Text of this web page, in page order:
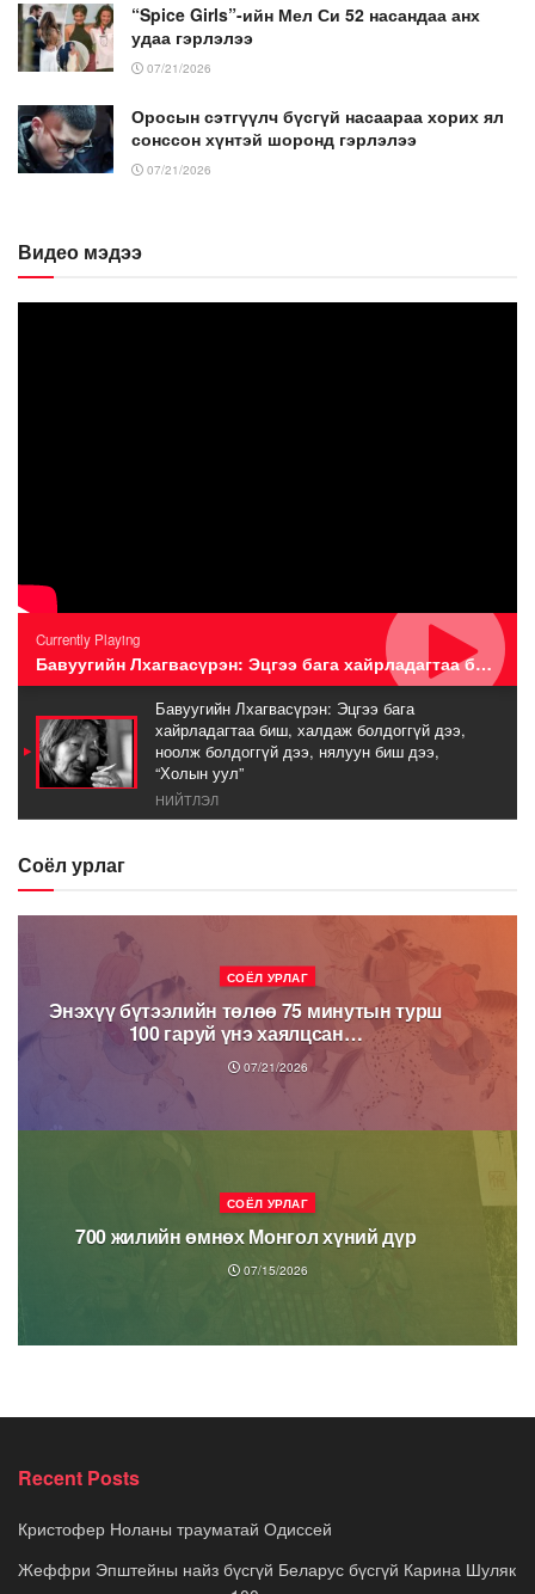
“Spice Girls”-ийн Мел Си 52 насандаа анх
удаа гэрлэлээ
07/21/2026
Оросын сэтгүүлч бүсгүй насаараа хорих ял
сонссон хүнтэй шоронд гэрлэлээ
07/21/2026
Видео мэдээ
Currently Playing
Бавуугийн Лхагвасүрэн: Эцгээ бага хайрладагтаа биш, халдаж болдоггүй дээ, ноолж болдоггүй дээ, нялуун биш дээ, “Холын уул”
Бавуугийн Лхагвасүрэн: Эцгээ бага
хайрладагтаа биш, халдаж болдоггүй дээ,
ноолж болдоггүй дээ, нялуун биш дээ,
“Холын уул”
НИЙТЛЭЛ
Соёл урлаг
СОЁЛ УРЛАГ
Энэхүү бүтээлийн төлөө 75 минутын турш
100 гаруй үнэ хаялцсан…
07/21/2026
СОЁЛ УРЛАГ
700 жилийн өмнөх Монгол хүний дүр
07/15/2026
Recent Posts
Кристофер Ноланы трауматай Одиссей
Жеффри Эпштейны найз бүсгүй Беларус бүсгүй Карина Шуляк